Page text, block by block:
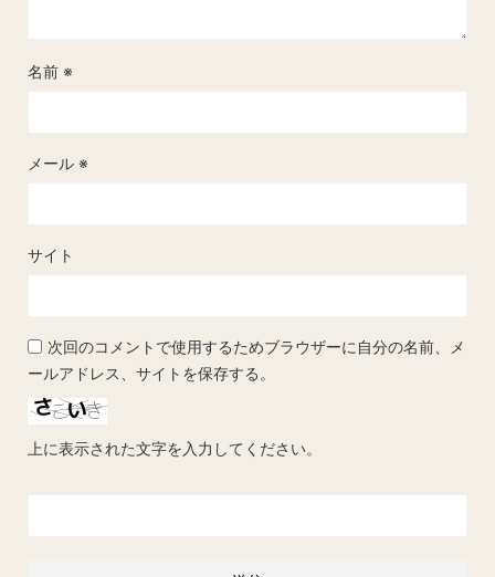
名前 ※
メール ※
サイト
次回のコメントで使用するためブラウザーに自分の名前、メ
ールアドレス、サイトを保存する。
上に表示された文字を入力してください。